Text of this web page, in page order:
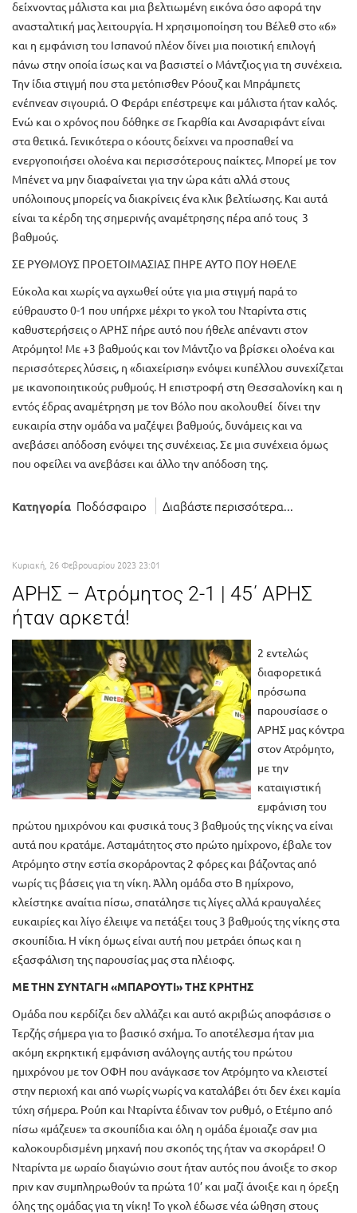
δείχνοντας μάλιστα και μια βελτιωμένη εικόνα όσο αφορά την
ανασταλτική μας λειτουργία. Η χρησιμοποίηση του Βέλεθ στο «6»
και η εμφάνιση του Ισπανού πλέον δίνει μια ποιοτική επιλογή
πάνω στην οποία ίσως και να βασιστεί ο Μάντζιος για τη συνέχεια.
Την ίδια στιγμή που στα μετόπισθεν Ρόουζ και Μπράμπετς
ενέπνεαν σιγουριά. Ο Φεράρι επέστρεψε και μάλιστα ήταν καλός.
Ενώ και ο χρόνος που δόθηκε σε Γκαρθία και Ανσαριφάντ είναι
στα θετικά. Γενικότερα ο κόουτς δείχνει να προσπαθεί να
ενεργοποιήσει ολοένα και περισσότερους παίκτες. Μπορεί με τον
Μπένετ να μην διαφαίνεται για την ώρα κάτι αλλά στους
υπόλοιπους μπορείς να διακρίνεις ένα κλικ βελτίωσης. Και αυτά
είναι τα κέρδη της σημερινής αναμέτρησης πέρα από τους 3
βαθμούς.
ΣΕ ΡΥΘΜΟΥΣ ΠΡΟΕΤΟΙΜΑΣΙΑΣ ΠΗΡΕ ΑΥΤΟ ΠΟΥ ΗΘΕΛΕ
Εύκολα και χωρίς να αγχωθεί ούτε για μια στιγμή παρά το
εύθραυστο 0-1 που υπήρχε μέχρι το γκολ του Νταρίντα στις
καθυστερήσεις ο ΑΡΗΣ πήρε αυτό που ήθελε απέναντι στον
Ατρόμητο! Με +3 βαθμούς και τον Μάντζιο να βρίσκει ολοένα και
περισσότερες λύσεις, η «διαχείριση» ενόψει κυπέλλου συνεχίζεται
με ικανοποιητικούς ρυθμούς. Η επιστροφή στη Θεσσαλονίκη και η
εντός έδρας αναμέτρηση με τον Βόλο που ακολουθεί δίνει την
ευκαιρία στην ομάδα να μαζέψει βαθμούς, δυνάμεις και να
ανεβάσει απόδοση ενόψει της συνέχειας. Σε μια συνέχεια όμως
που οφείλει να ανεβάσει και άλλο την απόδοση της.
Κατηγορία Ποδόσφαιρο Διαβάστε περισσότερα...
Κυριακή, 26 Φεβρουαρίου 2023 23:01
ΑΡΗΣ – Ατρόμητος 2-1 | 45΄ ΑΡΗΣ
ήταν αρκετά!
2 εντελώς
διαφορετικά
πρόσωπα
παρουσίασε ο
ΑΡΗΣ μας κόντρα
στον Ατρόμητο,
με την
καταιγιστική
εμφάνιση του
πρώτου ημιχρόνου και φυσικά τους 3 βαθμούς της νίκης να είναι
αυτά που κρατάμε. Ασταμάτητος στο πρώτο ημίχρονο, έβαλε τον
Ατρόμητο στην εστία σκοράροντας 2 φόρες και βάζοντας από
νωρίς τις βάσεις για τη νίκη. Άλλη ομάδα στο Β ημίχρονο,
κλείστηκε αναίτια πίσω, σπατάλησε τις λίγες αλλά κραυγαλέες
ευκαιρίες και λίγο έλειψε να πετάξει τους 3 βαθμούς της νίκης στα
σκουπίδια. Η νίκη όμως είναι αυτή που μετράει όπως και η
εξασφάλιση της παρουσίας μας στα πλέιοφς.
ΜΕ ΤΗΝ ΣΥΝΤΑΓΗ «ΜΠΑΡΟΥΤΙ» ΤΗΣ ΚΡΗΤΗΣ
Ομάδα που κερδίζει δεν αλλάζει και αυτό ακριβώς αποφάσισε ο
Τερζής σήμερα για το βασικό σχήμα. Το αποτέλεσμα ήταν μια
ακόμη εκρηκτική εμφάνιση ανάλογης αυτής του πρώτου
ημιχρόνου με τον ΟΦΗ που ανάγκασε τον Ατρόμητο να κλειστεί
στην περιοχή και από νωρίς νωρίς να καταλάβει ότι δεν έχει καμία
τύχη σήμερα. Ρούπ και Νταρίντα έδιναν τον ρυθμό, ο Ετέμπο από
πίσω «μάζευε» τα σκουπίδια και όλη η ομάδα έμοιαζε σαν μια
καλοκουρδισμένη μηχανή που σκοπός της ήταν να σκοράρει! Ο
Νταρίντα με ωραίο διαγώνιο σουτ ήταν αυτός που άνοιξε το σκορ
πριν καν συμπληρωθούν τα πρώτα 10’ και μαζί άνοιξε και η όρεξη
όλης της ομάδας για τη νίκη! Το γκολ έδωσε νέα ώθηση στους